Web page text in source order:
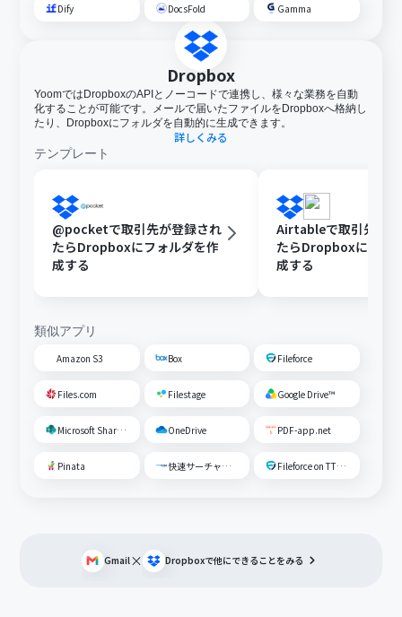
Dify DocsFold Gamma
Dropbox
YoomではDropboxのAPIとノーコードで連携し、様々な業務を自動
化することが可能です。メールで届いたファイルをDropboxへ格納し
たり、Dropboxにフォルダを自動的に生成できます。
詳しくみる
テンプレート
@pocketで取引先が登録され
たらDropboxにフォルダを作
成する
Airtableで取引先が
たらDropboxにフォ
成する
類似アプリ
Amazon S3 Box Fileforce
Files.com Filestage Google Drive™
Microsoft SharePoint OneDrive PDF-app.net
Pinata 快速サーチャーGX Fileforce on TTS Cloud
Gmail× Dropboxで他にできることをみる